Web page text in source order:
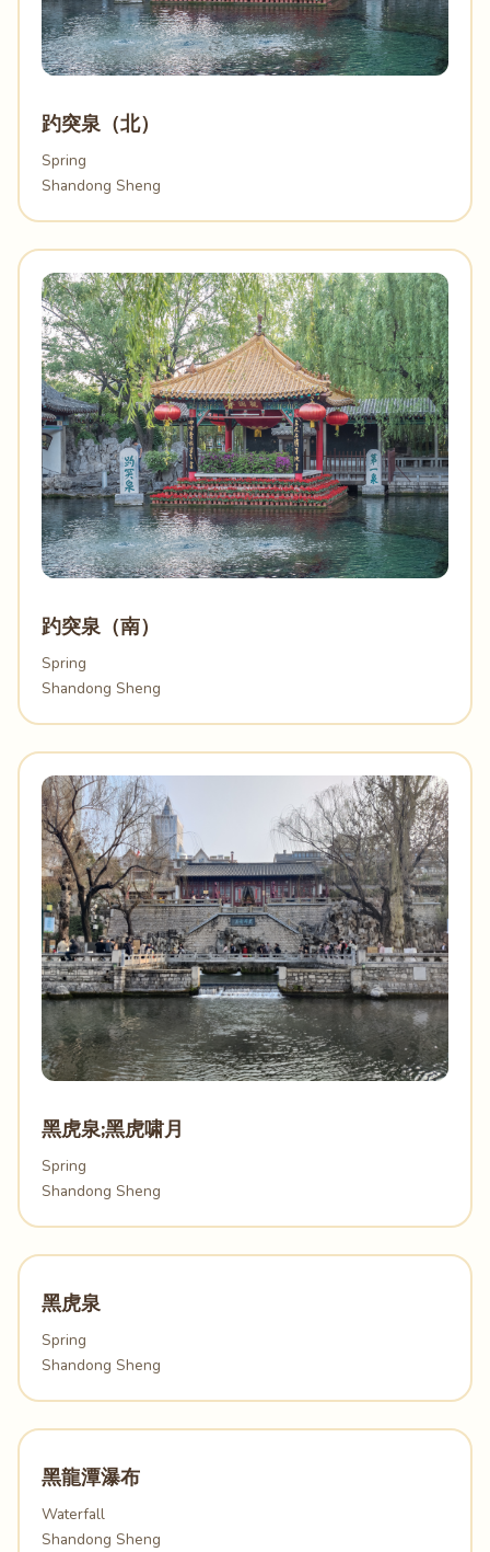
趵突泉（北）
Spring
Shandong Sheng
趵突泉（南）
Spring
Shandong Sheng
黑虎泉;黑虎啸月
Spring
Shandong Sheng
黑虎泉
Spring
Shandong Sheng
黑龍潭瀑布
Waterfall
Shandong Sheng